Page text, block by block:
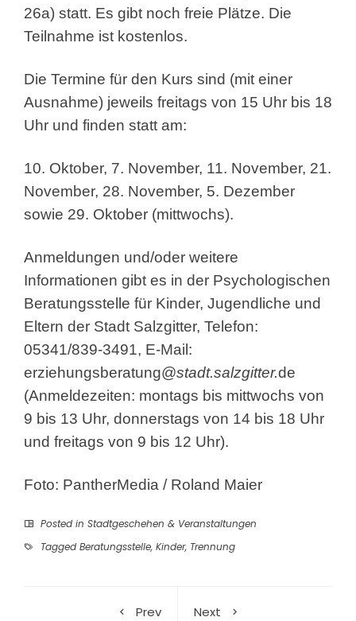
26a) statt. Es gibt noch freie Plätze. Die
Teilnahme ist kostenlos.
Die Termine für den Kurs sind (mit einer
Ausnahme) jeweils freitags von 15 Uhr bis 18
Uhr und finden statt am:
10. Oktober, 7. November, 11. November, 21.
November, 28. November, 5. Dezember
sowie 29. Oktober (mittwochs).
Anmeldungen und/oder weitere
Informationen gibt es in der Psychologischen
Beratungsstelle für Kinder, Jugendliche und
Eltern der Stadt Salzgitter, Telefon:
05341/839-3491, E-Mail:
erziehungsberatung@stadt.salzgitter.de
(Anmeldezeiten: montags bis mittwochs von
9 bis 13 Uhr, donnerstags von 14 bis 18 Uhr
und freitags von 9 bis 12 Uhr).
Foto: PantherMedia / Roland Maier
Posted in Stadtgeschehen & Veranstaltungen
Tagged Beratungsstelle, Kinder, Trennung
Prev
Next